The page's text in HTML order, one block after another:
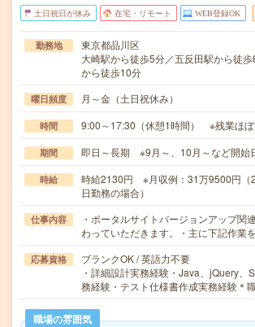
土日祝日が休み 在宅・リモート WEB登録OK
勤務地
東京都品川区
大崎駅から徒歩5分／五反田駅から徒
から徒歩10分
曜日頻度 月～金（土日祝休み）
時間 9:00～17:30（休憩1時間） ※残業ほぼ
期間 即日～長期 ※9月～、10月～など開始
時給
時給2130円 ※月収例：31万9500円（
日勤務の場合）
仕事内容
・ポータルサイトバージョンアップ関
わっていただきます。・主に下記作業
応募資格
ブランクOK / 英語力不要
・詳細設計実務経験・Java、jQuery、
務経験・テスト仕様書作成実務経験＊
職場の雰囲気